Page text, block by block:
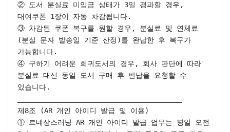
② 도서 분실료 미입금 상태가 3일 경과할 경우,
대여쿠폰 1장이 자동 차감됩니다.
③ 차감된 쿠폰 복구를 원할 경우, 분실료 및 연체료
(분실 문자 발송일 기준 산정)를 완납한 후 복구가
가능합니다.
④ 구하기 어려운 희귀도서의 경우, 회사 판단에 따라
분실료 대신 동일 도서 구매 후 반납을 요청할 수
있습니다.
제8조 (AR 개인 아이디 발급 및 이용)
① 르네상스러닝 AR 개인 아이디 발급 업무는 평일 오전